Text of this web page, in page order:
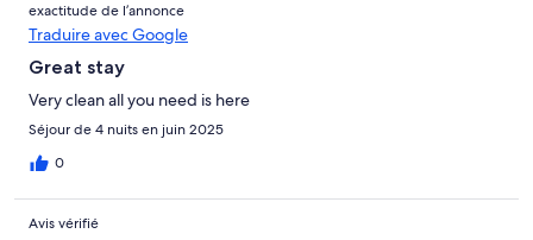
exactitude de l’annonce
Traduire avec Google
Great stay
Very clean all you need is here
Séjour de 4 nuits en juin 2025
0
Avis vérifié